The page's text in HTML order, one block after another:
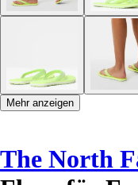
Mehr anzeigen
The North